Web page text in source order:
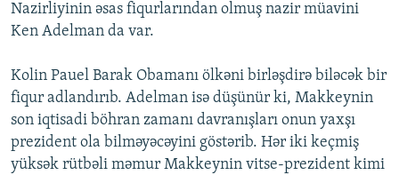
Nazirliyinin əsas fiqurlarından olmuş nazir müavini
Ken Adelman da var.
Kolin Pauel Barak Obamanı ölkəni birləşdirə biləcək bir
fiqur adlandırıb. Adelman isə düşünür ki, Makkeynin
son iqtisadi böhran zamanı davranışları onun yaxşı
prezident ola bilməyəcəyini göstərib. Hər iki keçmiş
yüksək rütbəli məmur Makkeynin vitse-prezident kimi